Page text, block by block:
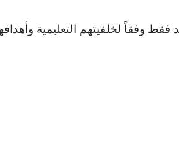
وفقاً لخلفيتهم التعليمية